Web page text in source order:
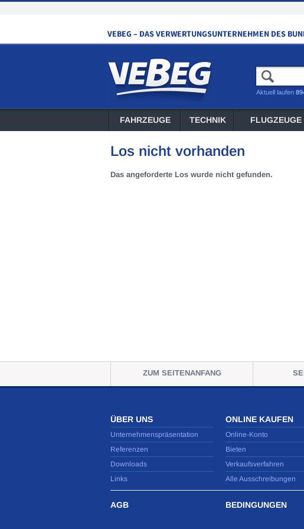
Aktuell laufen
FAHRZEUGE TECHNIK FLUGZEUGE
Los nicht vorhanden
Das angeforderte Los wurde nicht gefunden.
ZUM SEITENANFANG
ÜBER UNS
Unternehmenspräsentation
Referenzen
Downloads
Links
ONLINE KAUFEN
Online-Konto
Bieten
Verkaufsverfahren
Alle Ausschreibungen
AGB BEDINGUNGEN